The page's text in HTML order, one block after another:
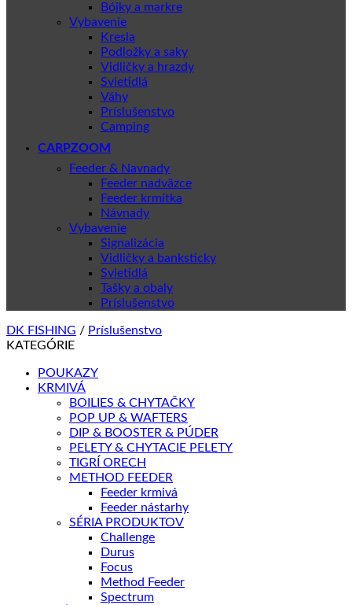
Bójky a markre
Vybavenie
Kresla
Podložky a saky
Vidličky a hrazdy
Svietidlá
Váhy
Príslušenstvo
Camping
CARPZOOM
Feeder & Navnady
Feeder nadväzce
Feeder krmítka
Návnady
Vybavenie
Signalizácia
Vidličky a banksticky
Svietidlá
Tašky a obaly
Príslušenstvo
DK FISHING / Príslušenstvo
KATEGÓRIE
POUKAZY
KRMIVÁ
BOILIES & CHYTAČKY
POP UP & WAFTERS
DIP & BOOSTER & PÚDER
PELETY & CHYTACIE PELETY
TIGRÍ ORECH
METHOD FEEDER
Feeder krmivá
Feeder nástarhy
SÉRIA PRODUKTOV
Challenge
Durus
Focus
Method Feeder
Spectrum